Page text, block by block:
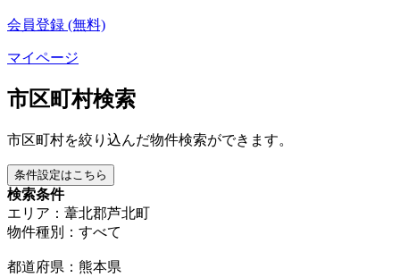
会員登録 (無料)
マイページ
市区町村検索
市区町村を絞り込んだ物件検索ができます。
条件設定はこちら
検索条件
エリア：葦北郡芦北町
物件種別：すべて
都道府県：熊本県